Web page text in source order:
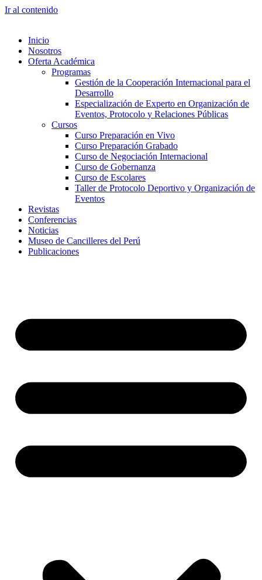
Ir al contenido
Inicio
Nosotros
Oferta Académica
Programas
Gestión de la Cooperación Internacional para el
Desarrollo
Especialización de Experto en Organización de
Eventos, Protocolo y Relaciones Públicas
Cursos
Curso Preparación en Vivo
Curso Preparación Grabado
Curso de Negociación Internacional
Curso de Gobernanza
Curso de Escolares
Taller de Protocolo Deportivo y Organización de
Eventos
Revistas
Conferencias
Noticias
Museo de Cancilleres del Perú
Publicaciones